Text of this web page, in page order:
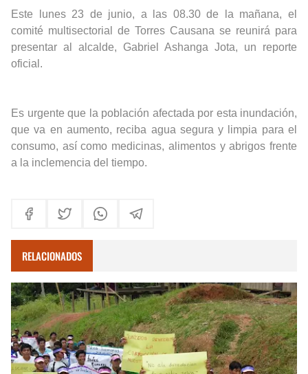
Este lunes 23 de junio, a las 08.30 de la mañana, el
comité multisectorial de Torres Causana se reunirá para
presentar al alcalde, Gabriel Ashanga Jota, un reporte
oficial.
Es urgente que la población afectada por esta inundación,
que va en aumento, reciba agua segura y limpia para el
consumo, así como medicinas, alimentos y abrigos frente
a la inclemencia del tiempo.
RELACIONADOS